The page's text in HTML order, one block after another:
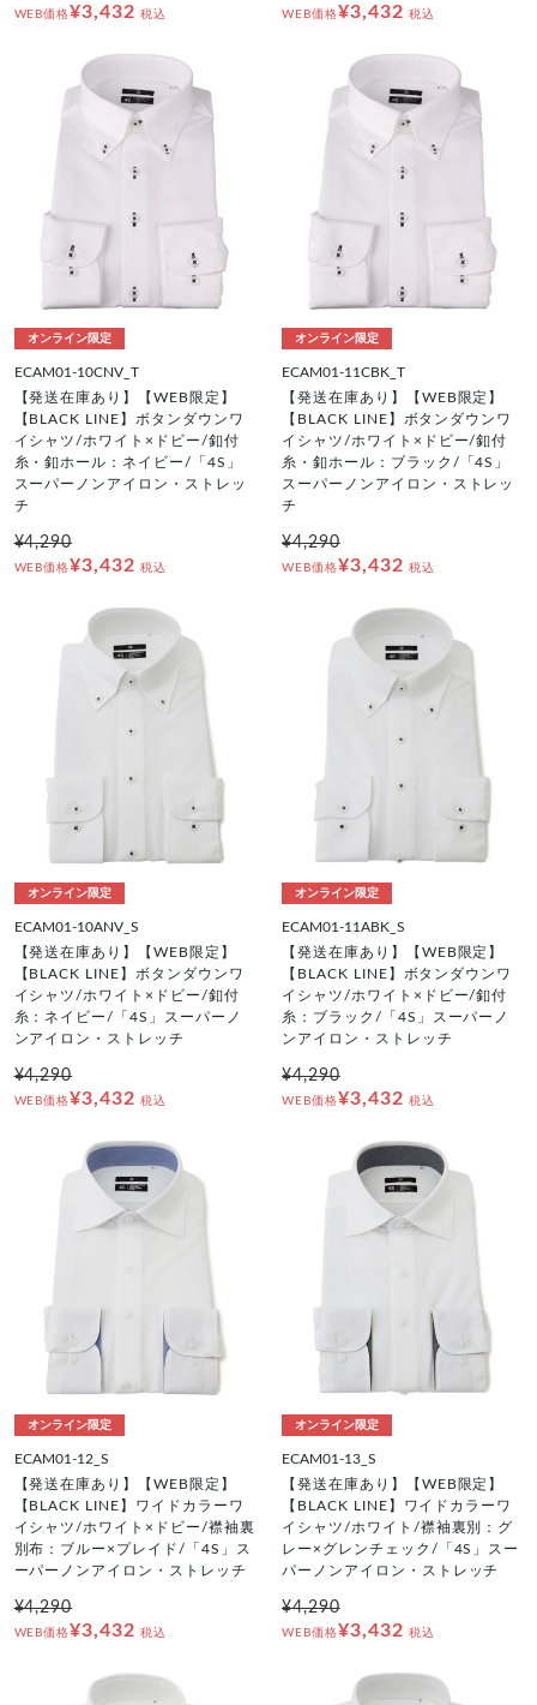
WEB価格¥3,432 税込 WEB価格¥3,432 税込
オンライン限定
ECAM01-10CNV_T
【発送在庫あり】【WEB限定】
【BLACK LINE】ボタンダウンワ
イシャツ/ホワイト×ドビー/釦付
糸・釦ホール：ネイビー/「4S」
スーパーノンアイロン・ストレッ
チ
¥4,290
WEB価格¥3,432 税込
オンライン限定
ECAM01-11CBK_T
【発送在庫あり】【WEB限定】
【BLACK LINE】ボタンダウンワ
イシャツ/ホワイト×ドビー/釦付
糸・釦ホール：ブラック/「4S」
スーパーノンアイロン・ストレッ
チ
¥4,290
WEB価格¥3,432 税込
オンライン限定
ECAM01-10ANV_S
【発送在庫あり】【WEB限定】
【BLACK LINE】ボタンダウンワ
イシャツ/ホワイト×ドビー/釦付
糸：ネイビー/「4S」スーパーノ
ンアイロン・ストレッチ
¥4,290
WEB価格¥3,432 税込
オンライン限定
ECAM01-11ABK_S
【発送在庫あり】【WEB限定】
【BLACK LINE】ボタンダウンワ
イシャツ/ホワイト×ドビー/釦付
糸：ブラック/「4S」スーパーノ
ンアイロン・ストレッチ
¥4,290
WEB価格¥3,432 税込
オンライン限定
ECAM01-12_S
【発送在庫あり】【WEB限定】
【BLACK LINE】ワイドカラーワ
イシャツ/ホワイト×ドビー/襟袖裏
別布：ブルー×プレイド/「4S」ス
ーパーノンアイロン・ストレッチ
¥4,290
WEB価格¥3,432 税込
オンライン限定
ECAM01-13_S
【発送在庫あり】【WEB限定】
【BLACK LINE】ワイドカラーワ
イシャツ/ホワイト/襟袖裏別：グ
レー×グレンチェック/「4S」スー
パーノンアイロン・ストレッチ
¥4,290
WEB価格¥3,432 税込